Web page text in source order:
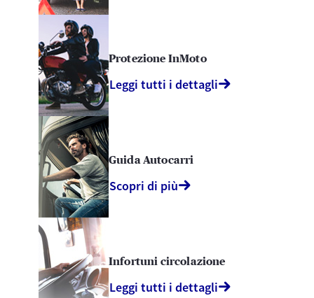
Protezione InMoto
Leggi tutti i dettagli
Guida Autocarri
Scopri di più
Infortuni circolazione
Leggi tutti i dettagli